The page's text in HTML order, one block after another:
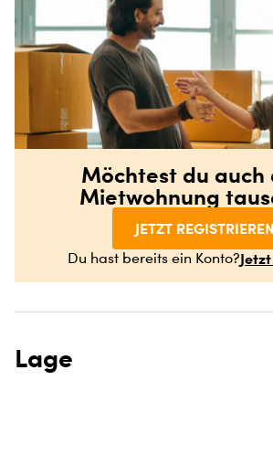
Möchtest du auch
Mietwohnung
JETZT REGISTRIEREN
Du hast bereits ein Konto?
Lage